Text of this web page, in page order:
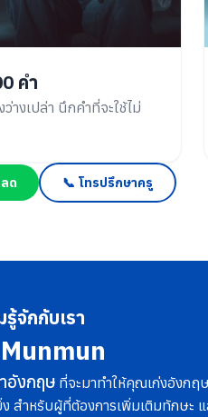
คำ
างเปล่า นึกคำที่จะใช้ไม่
ด 📞 โทรปรึกษาครู
จักกับเรา
อังกฤษ ที่จะมาทำให้คุณเก่งอังกฤ
ง สำหรับผู้ที่ต้องการเพิ่มเติมทักษะ